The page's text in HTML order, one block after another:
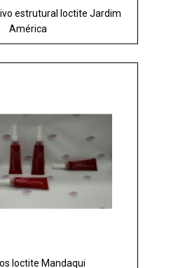
estrutural loctite Jardim
América
loctite Mandaqui